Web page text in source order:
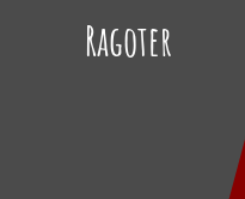
Ragoter